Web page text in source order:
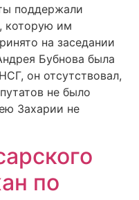
поддержали
которую им
на заседании
Бубнова была
он отсутствовал,
не было
Захарии не
по